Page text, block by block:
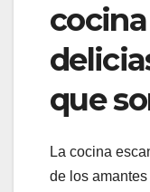
que
La cocina
de los